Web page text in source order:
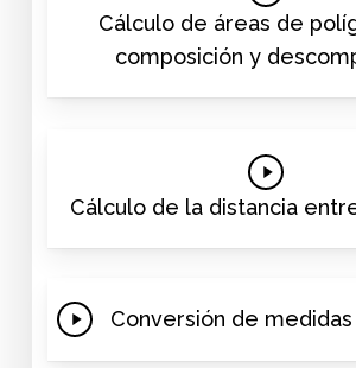
Video
Cálculo de áreas de
composición y
Play
Video
Cálculo de la distancia
Play
Conversión de